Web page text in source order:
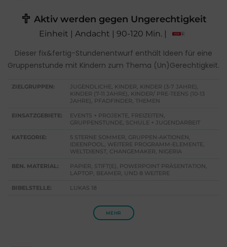
Aktiv werden gegen Ungerechtigkeit
Einheit | Andacht | 90-120 Min. |
Dieser fix&fertig-Stundenentwurf enthält Ideen für eine
Gruppenstunde mit Kindern zum Thema (Un)Gerechtigkeit.
ZIELGRUPPEN:
JUGENDLICHE, KINDER, KINDER (3-7 JAHRE),
KINDER (7-11 JAHRE), KINDER/ PRE-TEENS (10-13
JAHRE), PFADFINDER, THEMEN
EINSATZGEBIETE:
EVENTS + PROJEKTE, FREIZEITEN,
GRUPPENSTUNDE, SCHULE + JUGENDARBEIT
KATEGORIE:
5 STERNE SOMMER, GRUPPEN-AKTIONEN,
IDEENPOOL, WEITERE PROGRAMM-ELEMENTE,
WELTDIENST, CHANGEMAKER, NIGERIA
BEN. MATERIAL:
PAPIER, STIFT(E), POWERPOINT PRÄSENTATION,
LAPTOP, BEAMER, UND 8 WEITERE
BIBELSTELLE: LUKAS 18
MEHR